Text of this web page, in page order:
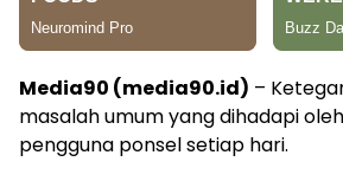
Media90 (media90.id) –
masalah umum yang dihadapi
pengguna ponsel setiap hari.